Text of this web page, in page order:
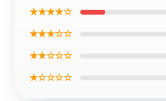
★★★★☆
★★★☆☆
★★☆☆☆
★☆☆☆☆